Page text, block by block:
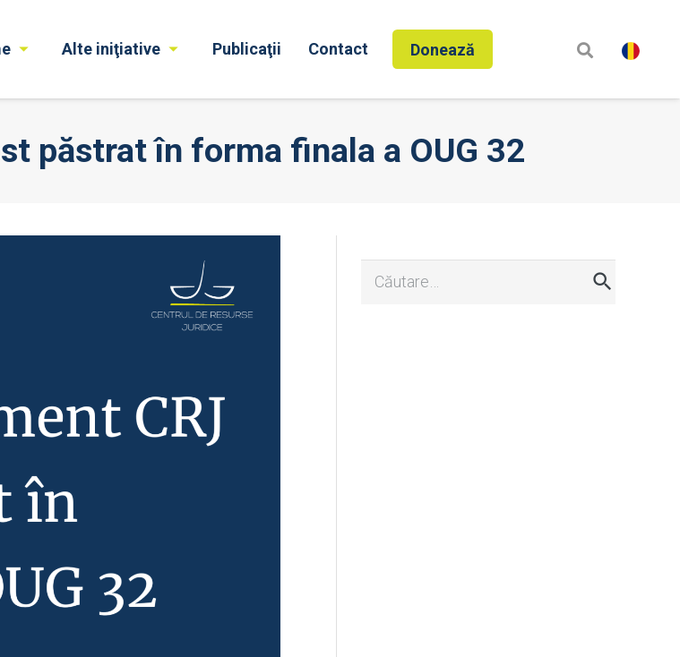
Alte iniţiative Publicaţii Contact Donează
păstrat în forma finala a OUG 32